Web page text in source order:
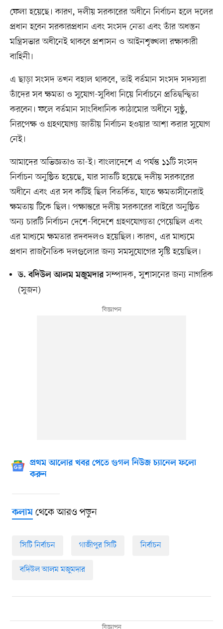
ফেলা হয়েছে। কারণ, দলীয় সরকারের অধীনে নির্বাচন হলে দলের
প্রধান হবেন সরকারপ্রধান এবং সংসদ নেতা এবং তাঁর অধস্তন
মন্ত্রিসভার অধীনেই থাকবে প্রশাসন ও আইনশৃঙ্খলা রক্ষাকারী
বাহিনী।
এ ছাড়া সংসদ তখন বহাল থাকবে, তাই বর্তমান সংসদ সদস্যরা
তাঁদের সব ক্ষমতা ও সুযোগ-সুবিধা নিয়ে নির্বাচনে প্রতিদ্বন্দ্বিতা
করবেন। ফলে বর্তমান সাংবিধানিক কাঠামোর অধীনে সুষ্ঠু,
নিরপেক্ষ ও গ্রহণযোগ্য জাতীয় নির্বাচন হওয়ার আশা করার সুযোগ
নেই।
আমাদের অভিজ্ঞতাও তা-ই। বাংলাদেশে এ পর্যন্ত ১১টি সংসদ
নির্বাচন অনুষ্ঠিত হয়েছে, যার সাতটি হয়েছে দলীয় সরকারের
অধীনে এবং এর সব কটিই ছিল বিতর্কিত, যাতে ক্ষমতাসীনেরাই
ক্ষমতায় টিকে ছিল। পক্ষান্তরে দলীয় সরকারের বাইরে অনুষ্ঠিত
অন্য চারটি নির্বাচন দেশে-বিদেশে গ্রহণযোগ্যতা পেয়েছিল এবং
এর মাধ্যমে ক্ষমতার রদবদলও হয়েছিল। কারণ, এর মাধ্যমে
প্রধান রাজনৈতিক দলগুলোর জন্য সমসুযোগের সৃষ্টি হয়েছিল।
ড. বদিউল আলম মজুমদারসম্পাদক, সুশাসনের জন্য নাগরিক
(সুজন)
প্রথম আলোর খবর পেতে গুগল নিউজ চ্যানেল ফলো
করুন
কলামথেকে আরও পড়ুন
সিটি নির্বাচন গাজীপুর সিটি নির্বাচন
বদিউল আলম মজুমদার